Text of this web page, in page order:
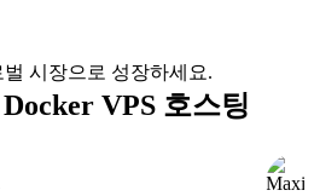
VPS 호스팅